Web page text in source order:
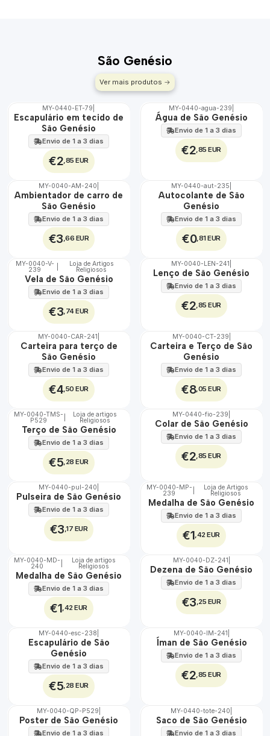
São Genésio
Ver mais produtos
🇵🇹
100%
ÁGUA
MY-0440-ET-79
Escapulário em tecido de
São Genésio
Envio de 1 a 3 dias
€2,85 EUR
🇵🇹
100%
MY-0440-agua-239
Água de São Genésio
Envio de 1 a 3 dias
€2,85 EUR
🇵🇹
MY-0040-AM-240
Ambientador de carro de
São Genésio
Envio de 1 a 3 dias
€3,66 EUR
🇵🇹
MY-0440-aut-235
Autocolante de São
Genésio
Envio de 1 a 3 dias
€0,81 EUR
🇵🇹
100%
MY-0040-V-
239
Loja de Artigos
Religiosos
Vela de São Genésio
Envio de 1 a 3 dias
€3,74 EUR
🇵🇹
100%
MY-0040-LEN-241
Lenço de São Genésio
Envio de 1 a 3 dias
€2,85 EUR
🇵🇹
MY-0040-CAR-241
Carteira para terço de
São Genésio
Envio de 1 a 3 dias
€4,50 EUR
🇵🇹
MY-0040-CT-239
Carteira e Terço de São
Genésio
Envio de 1 a 3 dias
€8,05 EUR
🇵🇹
100%
MY-0040-TMS-
P529
Loja de artigos
Religiosos
Terço de São Genésio
Envio de 1 a 3 dias
€5,28 EUR
🇵🇹
100%
MY-0440-fio-239
Colar de São Genésio
Envio de 1 a 3 dias
€2,85 EUR
🇵🇹
100%
MY-0440-pul-240
Pulseira de São Genésio
Envio de 1 a 3 dias
€3,17 EUR
🇵🇹
100%
MY-0040-MP-
239
Loja de Artigos
Religiosos
Medalha de São Genésio
Envio de 1 a 3 dias
€1,42 EUR
🇵🇹
100%
MY-0040-MD-
240
Loja de artigos
Religiosos
Medalha de São Genésio
Envio de 1 a 3 dias
€1,42 EUR
🇵🇹
100%
MY-0040-DZ-241
Dezena de São Genésio
Envio de 1 a 3 dias
€3,25 EUR
🇵🇹
MY-0440-esc-238
Escapulário de São
Genésio
Envio de 1 a 3 dias
€5,28 EUR
🇵🇹
100%
MY-0040-IM-241
Íman de São Genésio
Envio de 1 a 3 dias
€2,85 EUR
🇵🇹
100%
MY-0040-QP-P529
Poster de São Genésio
Envio de 1 a 3 dias
🇵🇹
100%
MY-0440-tote-240
Saco de São Genésio
Envio de 1 a 3 dias